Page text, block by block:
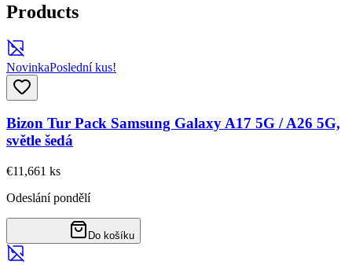
Products
NovinkaPoslední kus!
Bizon Tur Pack Samsung Galaxy A17 5G / A26 5G,
světle šedá
€11,661 ks
Odeslání pondělí
Do košíku